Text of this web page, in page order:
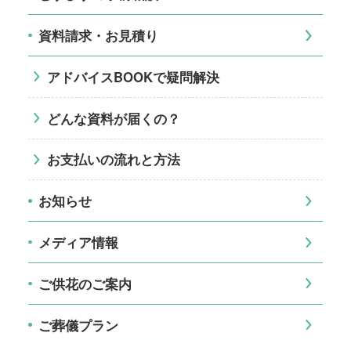
資料請求・お見積り
アドバイスBOOKで疑問解決
どんな資料が届くの？
お支払いの流れと方法
お知らせ
メディア情報
ご供花のご案内
ご葬儀プラン